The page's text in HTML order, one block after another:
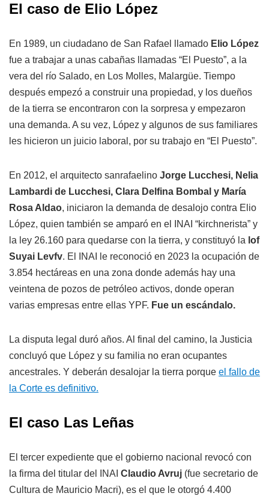
El caso de Elio López
En 1989, un ciudadano de San Rafael llamado Elio López
fue a trabajar a unas cabañas llamadas “El Puesto”, a la
vera del río Salado, en Los Molles, Malargüe. Tiempo
después empezó a construir una propiedad, y los dueños
de la tierra se encontraron con la sorpresa y empezaron
una demanda. A su vez, López y algunos de sus familiares
les hicieron un juicio laboral, por su trabajo en “El Puesto”.
En 2012, el arquitecto sanrafaelino Jorge Lucchesi, Nelia
Lambardi de Lucchesi, Clara Delfina Bombal y María
Rosa Aldao, iniciaron la demanda de desalojo contra Elio
López, quien también se amparó en el INAI “kirchnerista” y
la ley 26.160 para quedarse con la tierra, y constituyó la lof
Suyai Levfv. El INAI le reconoció en 2023 la ocupación de
3.854 hectáreas en una zona donde además hay una
veintena de pozos de petróleo activos, donde operan
varias empresas entre ellas YPF. Fue un escándalo.
La disputa legal duró años. Al final del camino, la Justicia
concluyó que López y su familia no eran ocupantes
ancestrales. Y deberán desalojar la tierra porque el fallo de
la Corte es definitivo.
El caso Las Leñas
El tercer expediente que el gobierno nacional revocó con
la firma del titular del INAI Claudio Avruj (fue secretario de
Cultura de Mauricio Macri), es el que le otorgó 4.400